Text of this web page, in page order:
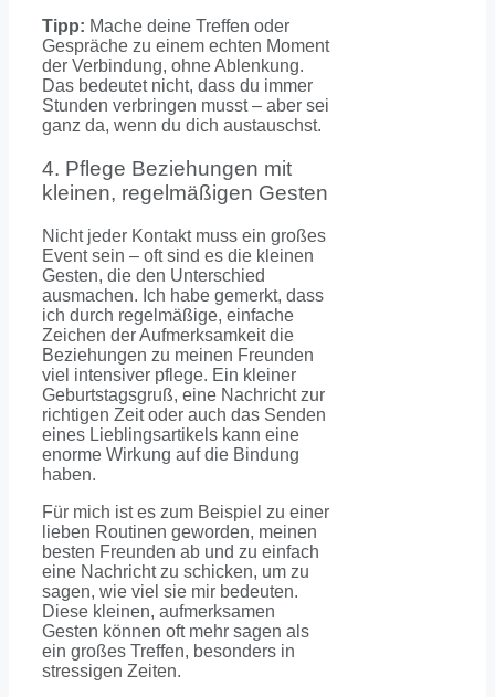
Tipp: Mache deine Treffen oder
Gespräche zu einem echten Moment
der Verbindung, ohne Ablenkung.
Das bedeutet nicht, dass du immer
Stunden verbringen musst – aber sei
ganz da, wenn du dich austauschst.
4. Pflege Beziehungen mit
kleinen, regelmäßigen Gesten
Nicht jeder Kontakt muss ein großes
Event sein – oft sind es die kleinen
Gesten, die den Unterschied
ausmachen. Ich habe gemerkt, dass
ich durch regelmäßige, einfache
Zeichen der Aufmerksamkeit die
Beziehungen zu meinen Freunden
viel intensiver pflege. Ein kleiner
Geburtstagsgruß, eine Nachricht zur
richtigen Zeit oder auch das Senden
eines Lieblingsartikels kann eine
enorme Wirkung auf die Bindung
haben.
Für mich ist es zum Beispiel zu einer
lieben Routinen geworden, meinen
besten Freunden ab und zu einfach
eine Nachricht zu schicken, um zu
sagen, wie viel sie mir bedeuten.
Diese kleinen, aufmerksamen
Gesten können oft mehr sagen als
ein großes Treffen, besonders in
stressigen Zeiten.